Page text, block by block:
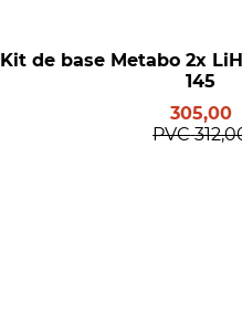
Kit de base Metabo 2x
145
305,00
PVC